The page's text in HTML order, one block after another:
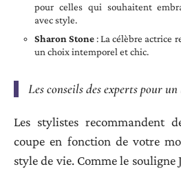
pour celles qui souhaitent
avec style.
Sharon Stone: La célèbre actrice
un choix intemporel et chic.
Les conseils des experts pour
Les stylistes recommandent
coupe en fonction de votre
style de vie. Comme le souligne